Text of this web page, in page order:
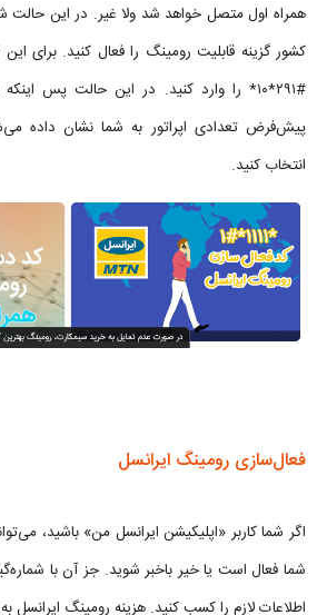
همراه اول متصل خواهد شد ولا غیر. در این حالت
کشور گزینه قابلیت رومینگ را فعال کنید. برای
#۲۹۱*۱۰* را وارد کنید. در این حالت پس
پیش‌فرض تعدادی اپراتور به شما نشان داده
انتخاب کنید.
فعال‌سازی رومینگ ایرانسل
اگر شما کاربر «اپلیکیشن ایرانسل من» باشید،
اطلاعات لازم را کسب کنید. هزینه رومینگ